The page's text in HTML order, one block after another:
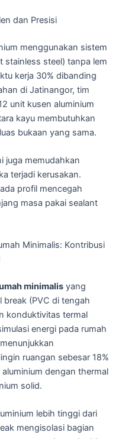
dan Presisi
menggunakan sistem
stainless steel) tanpa lem
kerja 30% dibanding
di Jatinangor, tim
unit kusen aluminium
kayu membutuhkan
bukaan yang sama.
juga memudahkan
terjadi kerusakan.
profil mencegah
masa pakai sealant
Minimalis: Kontribusi
minimalis yang
(PVC di tengah
konduktivitas termal
energi pada rumah
ruangan sebesar 18%
dengan thermal
solid.
lebih tinggi dari
mengisolasi bagian